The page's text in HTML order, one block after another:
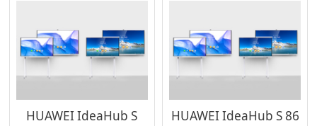
场景的智慧办公需求。
场景的智慧办公需求。
HUAWEI IdeaHub S HUAWEI IdeaHub S 86